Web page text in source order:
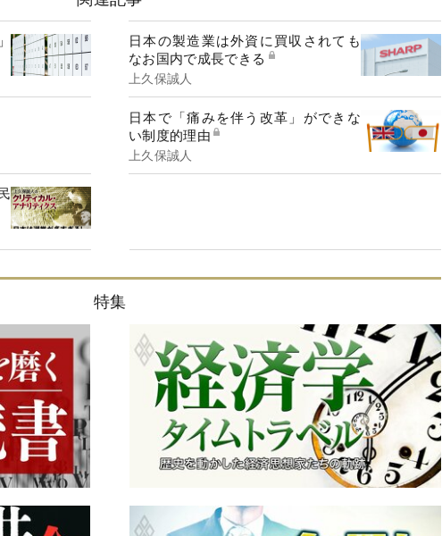
日本の製造業は外資に買収されても
なお国内で成長できる
上久保誠人
日本で「痛みを伴う改革」ができな
い制度的理由
上久保誠人
特集